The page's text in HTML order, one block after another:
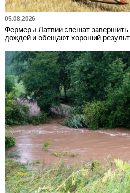
05.08.2026
Фермеры Латвии спешат завершить
дождей и обещают хороший